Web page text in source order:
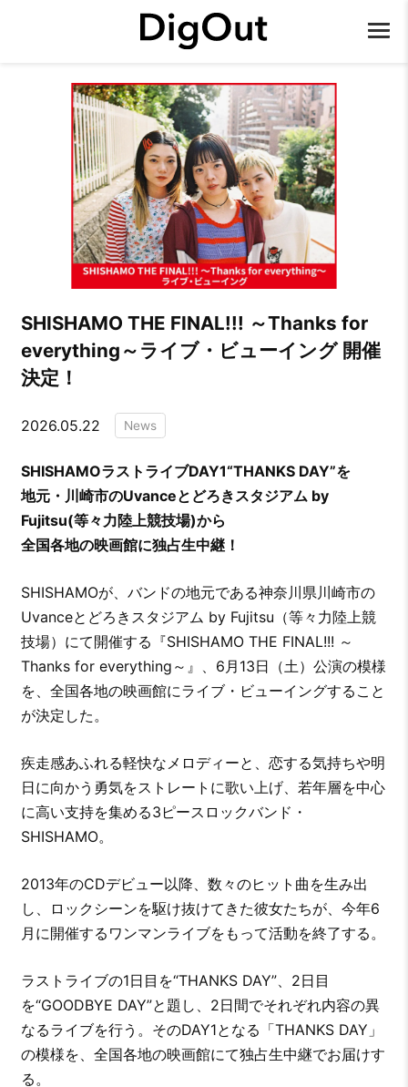
SHISHAMO THE FINAL!!! ～Thanks for
everything～ライブ・ビューイング 開催
決定！
2026.05.22 News
SHISHAMOラストライブDAY1“THANKS DAY”を
地元・川崎市のUvanceとどろきスタジアム by
Fujitsu(等々力陸上競技場)から
全国各地の映画館に独占生中継！
SHISHAMOが、バンドの地元である神奈川県川崎市の
Uvanceとどろきスタジアム by Fujitsu（等々力陸上競
技場）にて開催する『SHISHAMO THE FINAL!!! ～
Thanks for everything～』、6月13日（土）公演の模様
を、全国各地の映画館にライブ・ビューイングすること
が決定した。
疾走感あふれる軽快なメロディーと、恋する気持ちや明
日に向かう勇気をストレートに歌い上げ、若年層を中心
に高い支持を集める3ピースロックバンド・
SHISHAMO。
2013年のCDデビュー以降、数々のヒット曲を生み出
し、ロックシーンを駆け抜けてきた彼女たちが、今年6
月に開催するワンマンライブをもって活動を終了する。
ラストライブの1日目を“THANKS DAY”、2日目
を“GOODBYE DAY”と題し、2日間でそれぞれ内容の異
なるライブを行う。そのDAY1となる「THANKS DAY」
の模様を、全国各地の映画館にて独占生中継でお届けす
る。